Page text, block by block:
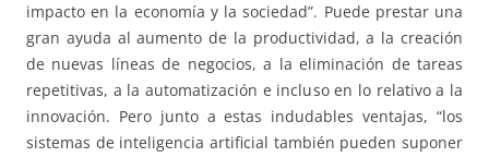
impacto en la economía y la sociedad”. Puede prestar una
gran ayuda al aumento de la productividad, a la creación
de nuevas líneas de negocios, a la eliminación de tareas
repetitivas, a la automatización e incluso en lo relativo a la
innovación. Pero junto a estas indudables ventajas, “los
sistemas de inteligencia artificial también pueden suponer